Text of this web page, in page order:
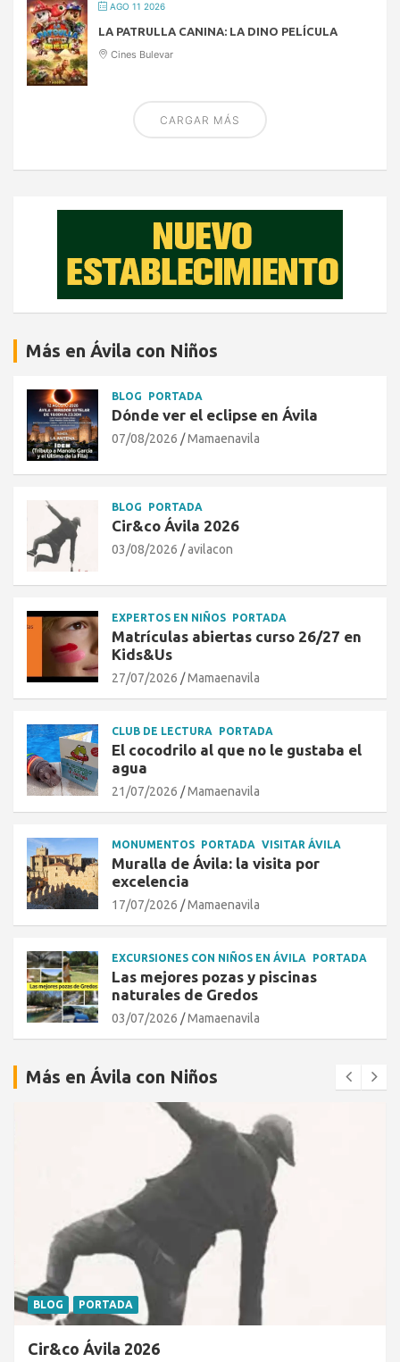
AGO 11 2026
LA PATRULLA CANINA: LA DINO PELÍCULA
Cines Bulevar
CARGAR MÁS
Más en Ávila con Niños
BLOG PORTADA
Dónde ver el eclipse en Ávila
07/08/2026 Mamaenavila
BLOG PORTADA
Cir&co Ávila 2026
03/08/2026 avilacon
EXPERTOS EN NIÑOS PORTADA
Matrículas abiertas curso 26/27 en
Kids&Us
27/07/2026 Mamaenavila
CLUB DE LECTURA PORTADA
El cocodrilo al que no le gustaba el
agua
21/07/2026 Mamaenavila
MONUMENTOS PORTADA VISITAR ÁVILA
Muralla de Ávila: la visita por
excelencia
17/07/2026 Mamaenavila
EXCURSIONES CON NIÑOS EN ÁVILA PORTADA
Las mejores pozas y piscinas
naturales de Gredos
03/07/2026 Mamaenavila
Más en Ávila con Niños
BLOG PORTADA
Cir&co Ávila 2026